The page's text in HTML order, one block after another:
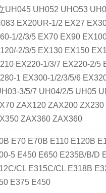
UH045 UH052 UHO53
EX20UR-1/2 EX27
1/2/3/5 EX70 EX90
2/3/5 EX130 EX150
EX220-1/3/7 EX220-2/5
1 EX300-1/2/3/5/6
3/5/7 UH04/2/5 UH05
ZAX120 ZAX200
ZAX360 ZAX360
E70 E70B E110 E120B
5 E450 E650 E235B/B/D
CL E315C/CL E318B
E375 E450